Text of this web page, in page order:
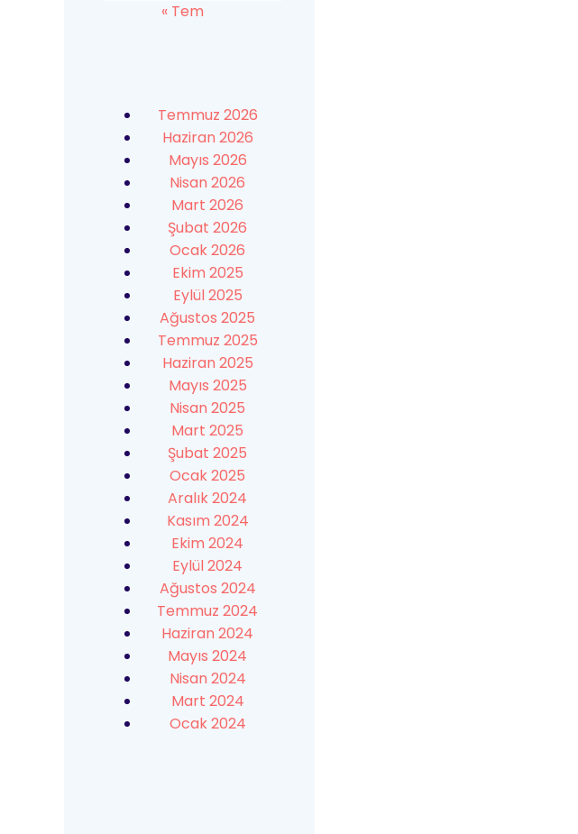
« Tem
Temmuz 2026
Haziran 2026
Mayıs 2026
Nisan 2026
Mart 2026
Şubat 2026
Ocak 2026
Ekim 2025
Eylül 2025
Ağustos 2025
Temmuz 2025
Haziran 2025
Mayıs 2025
Nisan 2025
Mart 2025
Şubat 2025
Ocak 2025
Aralık 2024
Kasım 2024
Ekim 2024
Eylül 2024
Ağustos 2024
Temmuz 2024
Haziran 2024
Mayıs 2024
Nisan 2024
Mart 2024
Ocak 2024